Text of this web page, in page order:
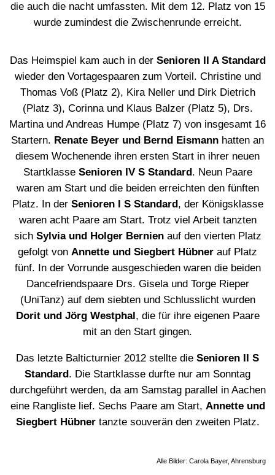
die auch die nacht umfassten. Mit dem 12. Platz von 15
wurde zumindest die Zwischenrunde erreicht.
Das Heimspiel kam auch in der Senioren II A Standard
wieder den Vortagespaaren zum Vorteil. Christine und
Thomas Voß (Platz 2), Kira Neller und Dirk Dietrich
(Platz 3), Corinna und Klaus Balzer (Platz 5), Drs.
Martina und Andreas Humpe (Platz 7) von insgesamt 16
Startern. Renate Beyer und Bernd Eismann hatten an
diesem Wochenende ihren ersten Start in ihrer neuen
Startklasse Senioren IV S Standard. Neun Paare
waren am Start und die beiden erreichten den fünften
Platz. In der Senioren I S Standard, der Königsklasse
waren acht Paare am Start. Trotz viel Arbeit tanzten
sich Sylvia und Holger Bernienauf den vierten Platz
gefolgt von Annette und Siegbert Hübner auf Platz
fünf. In der Vorrunde ausgeschieden waren die beiden
Dancefriendspaare Drs. Gisela und Torge Rieper
(UniTanz) auf dem siebten und Schlusslicht wurden
Dorit und Jörg Westphal, die für ihre eigenen Paare
mit an den Start gingen.
Das letzte Balticturnier 2012 stellte die Senioren II S
Standard. Die Startklasse durfte nur am Sonntag
durchgeführt werden, da am Samstag parallel in Aachen
eine Rangliste lief. Sechs Paare am Start, Annette und
Siegbert Hübnertanzte souverän den zweiten Platz.
Alle Bilder: Carola Bayer, Ahrensburg